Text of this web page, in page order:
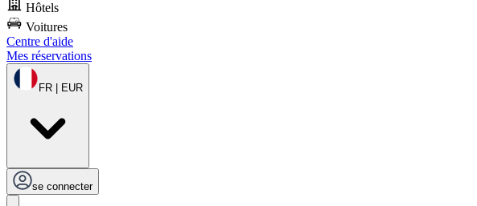
Hôtels
Voitures
Centre d'aide
Mes réservations
FR | EUR
se connecter